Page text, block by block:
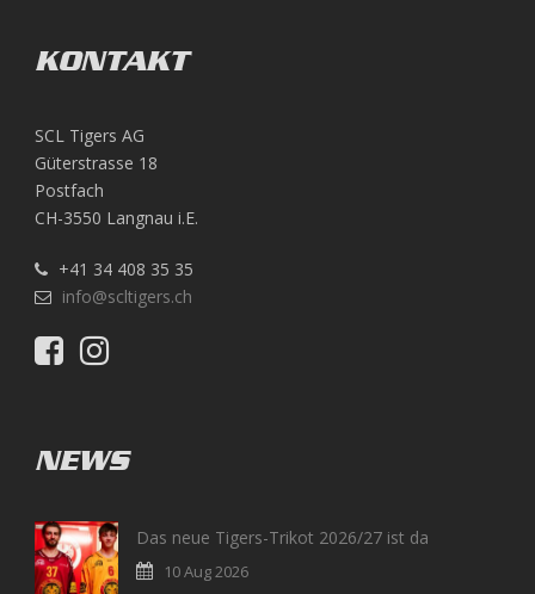
KONTAKT
SCL Tigers AG
Güterstrasse 18
Postfach
CH-3550 Langnau i.E.
+41 34 408 35 35
info@scltigers.ch
NEWS
Das neue Tigers-Trikot 2026/27 ist da
10 Aug 2026